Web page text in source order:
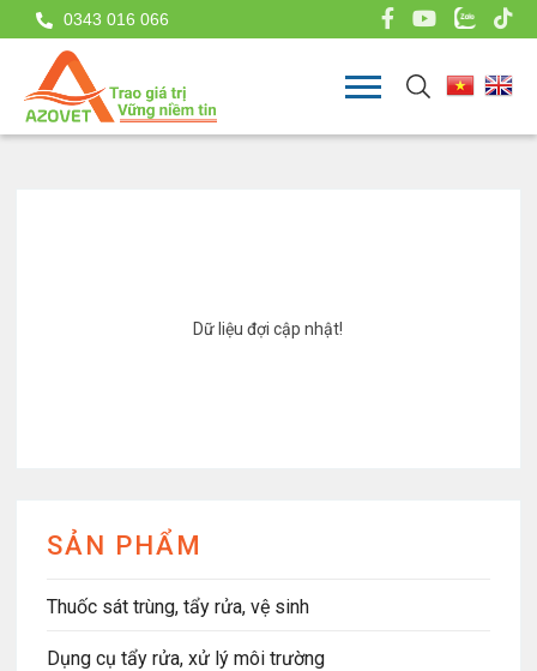
0343 016 066
Dữ liệu đợi cập nhật!
SẢN PHẨM
Thuốc sát trùng, tẩy rửa, vệ sinh
Dụng cụ tẩy rửa, xử lý môi trường